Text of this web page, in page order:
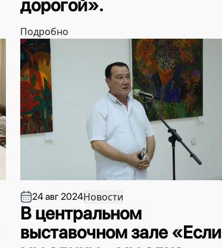
дорогой».
Подробно
24 авг 2024Новости
В центральном
выставочном зале «Если